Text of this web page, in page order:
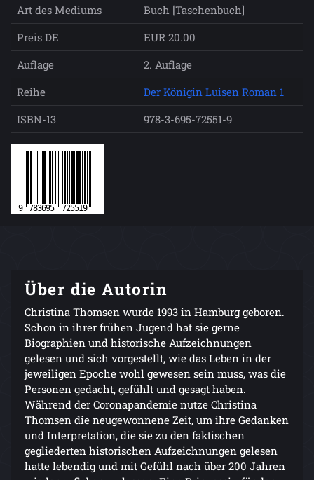
Art des Mediums
Buch [Taschenbuch]
Preis DE
EUR 20.00
Auflage
2. Auflage
Reihe
Der Königin Luisen Roman 1
ISBN-13
978-3-695-72551-9
Über die Autorin
Christina Thomsen wurde 1993 in Hamburg geboren.
Schon in ihrer frühen Jugend hat sie gerne
Biographien und historische Aufzeichnungen
gelesen und sich vorgestellt, wie das Leben in der
jeweiligen Epoche wohl gewesen sein muss, was die
Personen gedacht, gefühlt und gesagt haben.
Während der Coronapandemie nutze Christina
Thomsen die neugewonnene Zeit, um ihre Gedanken
und Interpretation, die sie zu den faktischen
gegliederten historischen Aufzeichnungen gelesen
hatte lebendig und mit Gefühl nach über 200 Jahren